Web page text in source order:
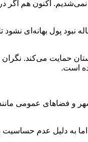
اکنون هم اگر در
پول بهانه‌ای نشود
حمایت می‌کند.
است.
و فضاهای عمومی مانند
به دلیل عدم حساسیت